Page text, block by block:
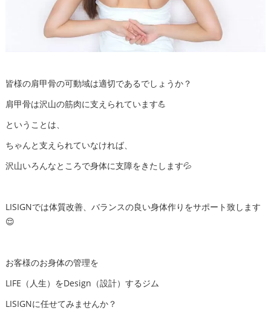
皆様の肩甲骨の可動域は適切であるでしょうか？
肩甲骨は沢山の筋肉に支えられています💪
ということは、
ちゃんと支えられていなければ、
沢山いろんなところで身体に支障をきたします💦
LISIGNでは体質改善、バランスの良い身体作りをサポート致します
😌
お客様のお身体の管理を
LIFE（人生）をDesign（設計）するジム
LISIGNに任せてみませんか？